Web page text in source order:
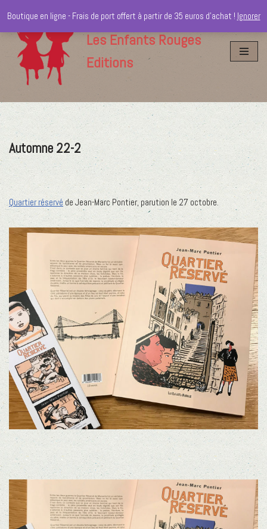
Aller
contenu
Les Enfants Rouges
Editions
Automne 22-2
Quartier réservé de Jean-Marc Pontier, parution le 27 octobre.
Boutique en ligne - Frais de port offert à partir de 35 euros d'achat ! Ignorer